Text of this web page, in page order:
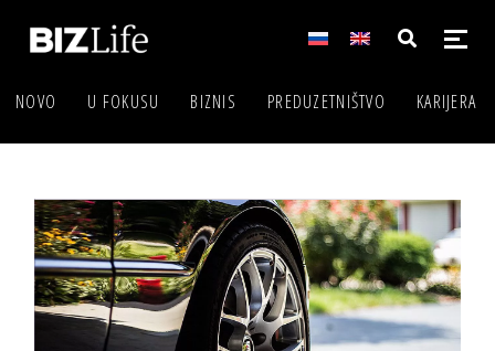
NOVO U FOKUSU BIZNIS PREDUZETNIŠTVO KARIJERA